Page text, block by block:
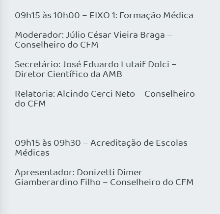
09h15 às 10h00 – EIXO 1: Formação Médica
Moderador: Júlio César Vieira Braga –
Conselheiro do CFM
Secretário: José Eduardo Lutaif Dolci –
Diretor Científico da AMB
Relatoria: Alcindo Cerci Neto – Conselheiro
do CFM
09h15 às 09h30 – Acreditação de Escolas
Médicas
Apresentador: Donizetti Dimer
Giamberardino Filho – Conselheiro do CFM